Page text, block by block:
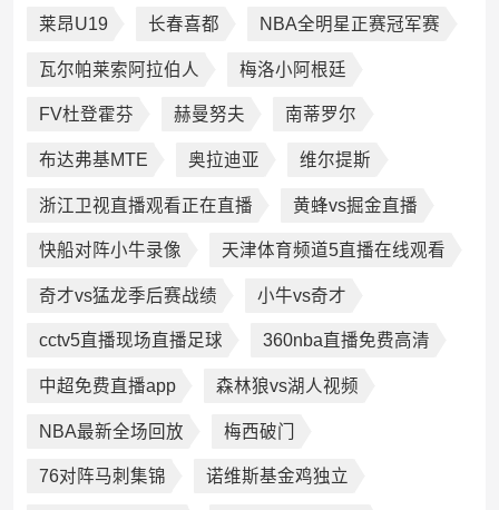
莱昂U19 长春喜都 NBA全明星正赛冠军赛
瓦尔帕莱索阿拉伯人 梅洛小阿根廷
FV杜登霍芬 赫曼努夫 南蒂罗尔
布达弗基MTE 奥拉迪亚 维尔提斯
浙江卫视直播观看正在直播 黄蜂vs掘金直播
快船对阵小牛录像 天津体育频道5直播在线观看
奇才vs猛龙季后赛战绩 小牛vs奇才
cctv5直播现场直播足球 360nba直播免费高清
中超免费直播app 森林狼vs湖人视频
NBA最新全场回放 梅西破门
76对阵马刺集锦 诺维斯基金鸡独立